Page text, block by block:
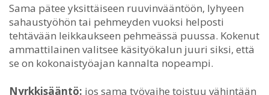
Sama pätee yksittäiseen ruuvinvääntöön, lyhyeen
sahaustyöhön tai pehmeyden vuoksi helposti
tehtävään leikkaukseen pehmeässä puussa. Kokenut
ammattilainen valitsee käsityökalun juuri siksi, että
se on kokonaistyöajan kannalta nopeampi.
Nyrkkisääntö: jos sama työvaihe toistuu vähintään